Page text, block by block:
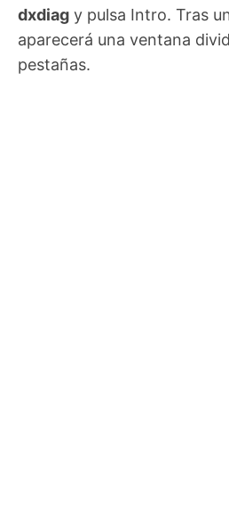
dxdiag y pulsa Intro. Tras
aparecerá una ventana
pestañas.